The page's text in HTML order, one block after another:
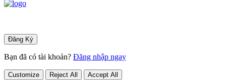
Bạn đã có tài khoản? Đăng nhập ngay
Customize Reject All Accept All